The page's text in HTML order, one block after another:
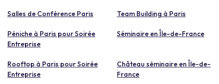
Salles de Conférence Paris Team Building à Paris
Péniche à Paris pour Soirée
Entreprise
Séminaire en Île-de-France
Rooftop à Paris pour Soirée
Entreprise
Château séminaire en Île-de-
France